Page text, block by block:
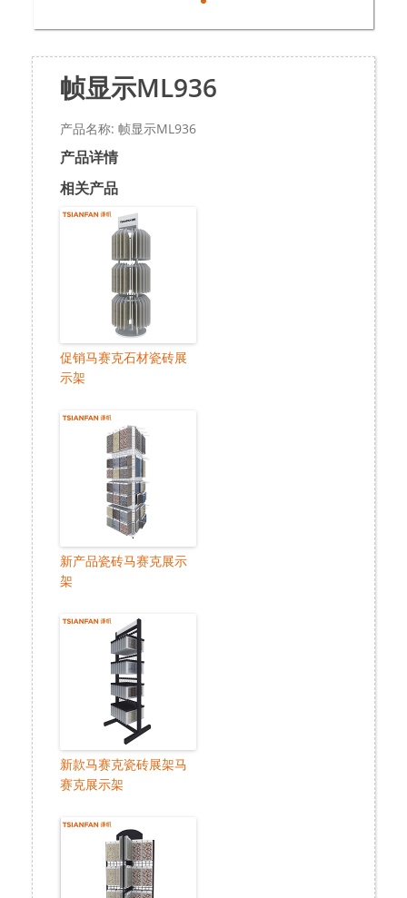
帧显示ML936
产品名称: 帧显示ML936
产品详情
相关产品
促销马赛克石材瓷砖展
示架
新产品瓷砖马赛克展示
架
新款马赛克瓷砖展架马
赛克展示架